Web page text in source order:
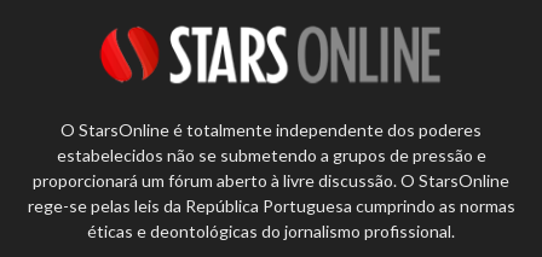
O StarsOnline é totalmente independente dos poderes
estabelecidos não se submetendo a grupos de pressão e
proporcionará um fórum aberto à livre discussão. O StarsOnline
rege-se pelas leis da República Portuguesa cumprindo as normas
éticas e deontológicas do jornalismo profissional.